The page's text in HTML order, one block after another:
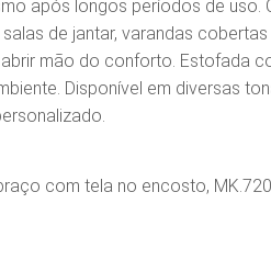
após longos períodos de
de jantar, varandas
mão do conforto. Estofada
Disponível em diversas
com tela no encosto,